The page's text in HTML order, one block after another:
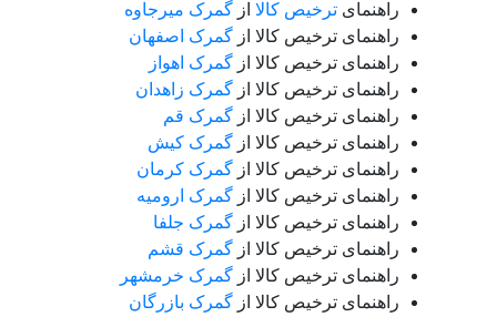
راهنمای ترخیص کالا از گمرک میرجاوه
راهنمای ترخیص کالا از گمرک اصفهان
راهنمای ترخیص کالا از گمرک اهواز
راهنمای ترخیص کالا از گمرک زاهدان
راهنمای ترخیص کالا از گمرک قم
راهنمای ترخیص کالا از گمرک کیش
راهنمای ترخیص کالا از گمرک کرمان
راهنمای ترخیص کالا از گمرک ارومیه
راهنمای ترخیص کالا از گمرک جلفا
راهنمای ترخیص کالا از گمرک قشم
راهنمای ترخیص کالا از گمرک خرمشهر
راهنمای ترخیص کالا از گمرک بازرگان